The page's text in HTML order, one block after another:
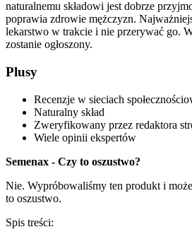
naturalnemu składowi jest dobrze
poprawia zdrowie mężczyzn.
lekarstwo w trakcie i nie przerywać go.
zostanie ogłoszony.
Plusy
Recenzje w sieciach
Naturalny skład
Zweryfikowany przez redaktora
Wiele opinii ekspertów
Semenax - Czy to oszustwo?
Nie. Wypróbowaliśmy ten produkt i
to oszustwo.
Spis treści: